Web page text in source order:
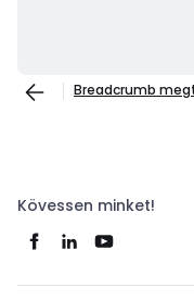
Breadcrumb
Kövessen minket!